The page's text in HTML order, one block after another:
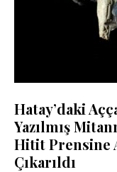
Hatay’daki
Yazılmış
Hitit Prensine
Çıkarıldı